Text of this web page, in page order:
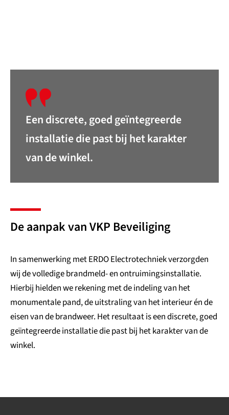
Een discrete, goed geïntegreerde
installatie die past bij het karakter
van de winkel.
De aanpak van VKP Beveiliging
In samenwerking met ERDO Electrotechniek verzorgden
wij de volledige brandmeld- en ontruimingsinstallatie.
Hierbij hielden we rekening met de indeling van het
monumentale pand, de uitstraling van het interieur én de
eisen van de brandweer. Het resultaat is een discrete, goed
geïntegreerde installatie die past bij het karakter van de
winkel.